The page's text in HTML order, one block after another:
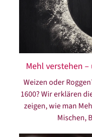
Mehl verstehen
Weizen oder
1600? Wir erklären
zeigen, wie man
Mischen,